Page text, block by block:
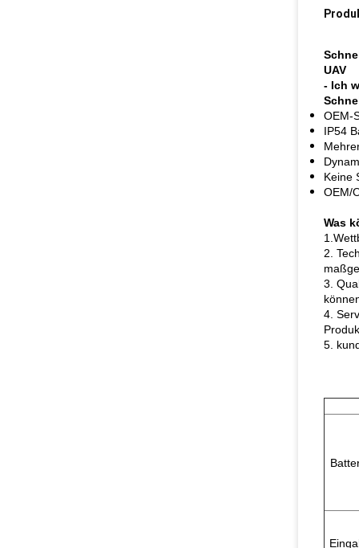
UAV
- Ich
OEM-
IP54
Keine
OEM/
Was
2.
3.
4.
5.